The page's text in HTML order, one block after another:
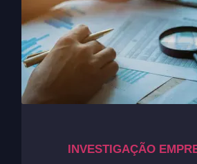
INVESTIGAÇÃO